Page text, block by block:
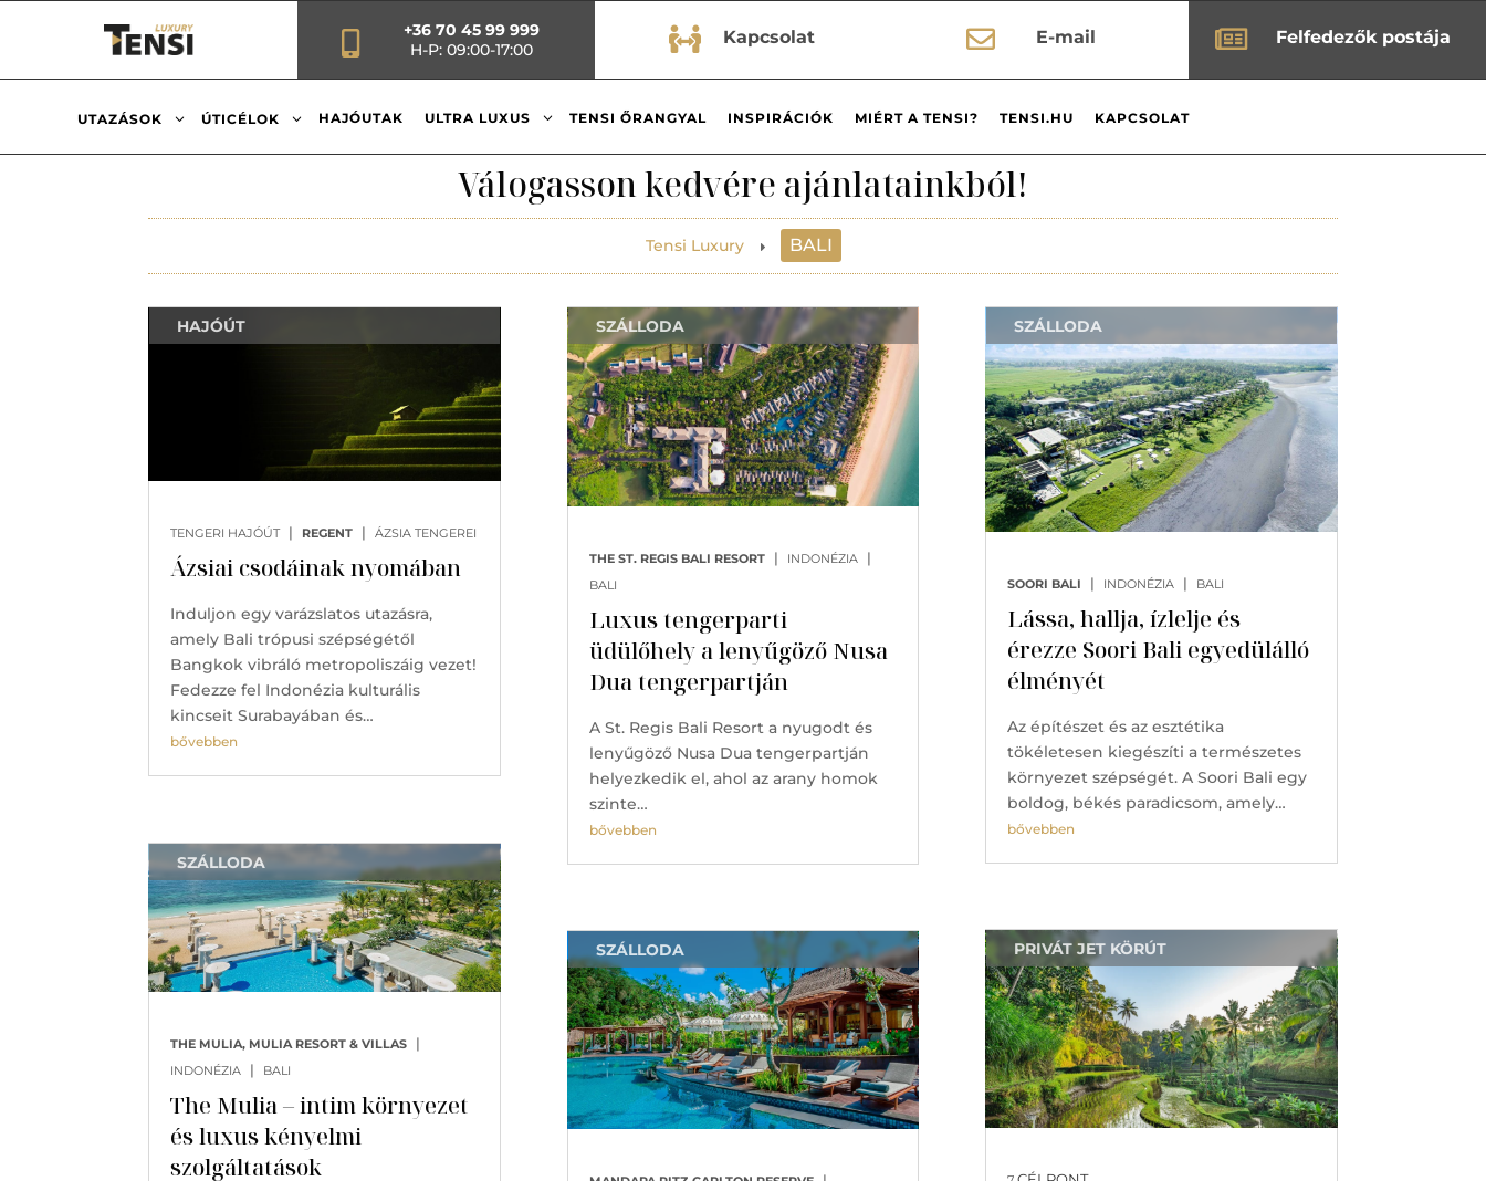
+36 70 45 99 999
H-P: 09:00-17:00
 Kapcsolat  Felfedezők postája
 E-mail
UTAZÁSOK 3 ÚTICÉLOK 3 HAJÓUTAK ULTRA LUXUS 3 TENSI ŐRANGYAL INSPIRÁCIÓK MIÉRT A TENSI? TENSI.HU KAPCSOLAT
Válogasson kedvére ajánlatainkból!
Tensi Luxury E BALI
Ázsiai csodáinak nyomában
TENGERI HAJÓÚT | REGENT | ÁZSIA TENGEREI
HAJÓÚT
Induljon egy varázslatos utazásra,
amely Bali trópusi szépségétől
Bangkok vibráló metropoliszáig vezet!
Fedezze fel Indonézia kulturális
kincseit Surabayában és…
bővebben
The Mulia – intim környezet
és luxus kényelmi
szolgáltatások
THE MULIA, MULIA RESORT & VILLAS |
INDONÉZIA | BALI
SZÁLLODA
Luxus tengerparti
üdülőhely a lenyűgöző Nusa
Dua tengerpartján
THE ST. REGIS BALI RESORT | INDONÉZIA |
BALI
SZÁLLODA
A St. Regis Bali Resort a nyugodt és
lenyűgöző Nusa Dua tengerpartján
helyezkedik el, ahol az arany homok
szinte…
bővebben
SZÁLLODA
Lássa, hallja, ízlelje és
érezze Soori Bali egyedülálló
élményét
SOORI BALI | INDONÉZIA | BALI
SZÁLLODA
Az építészet és az esztétika
tökéletesen kiegészíti a természetes
környezet szépségét. A Soori Bali egy
boldog, békés paradicsom, amely…
bővebben
PRIVÁT JET KÖRÚT